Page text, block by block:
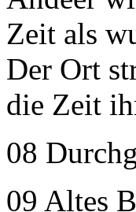
Zeit als
Der Ort
die Zeit
08
09 Altes